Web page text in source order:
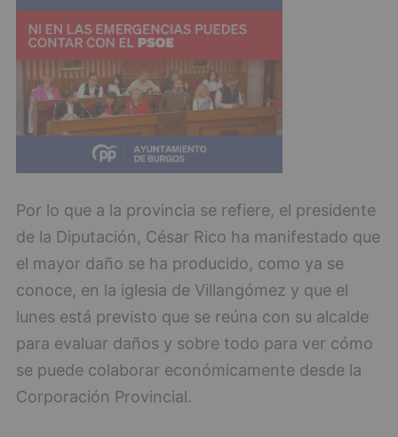
Por lo que a la provincia se refiere, el presidente
de la Diputación, César Rico ha manifestado que
el mayor daño se ha producido, como ya se
conoce, en la iglesia de Villangómez y que el
lunes está previsto que se reúna con su alcalde
para evaluar daños y sobre todo para ver cómo
se puede colaborar económicamente desde la
Corporación Provincial.